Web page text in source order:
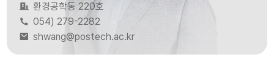
환경공학동 220호
054) 279-2282
shwang@postech.ac.kr